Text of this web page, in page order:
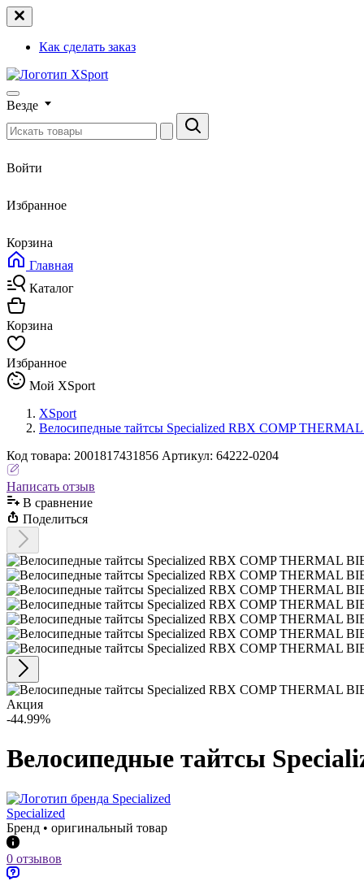
Как сделать заказ
Везде
Войти
Избранное
Корзина
Главная
Каталог
Корзина
Избранное
Мой XSport
XSport
Велосипедные тайтсы Specialized RBX COMP
Код товара: 2001817431856 Артикул: 64222-0204
Написать отзыв
В сравнениe
Поделиться
Акция
-44.99%
Велосипедные тайтсы
Specialized
Бренд • оригинальный товар
0 отзывов